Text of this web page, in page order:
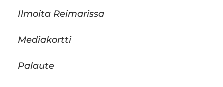
Ilmoita Reimarissa
Mediakortti
Palaute